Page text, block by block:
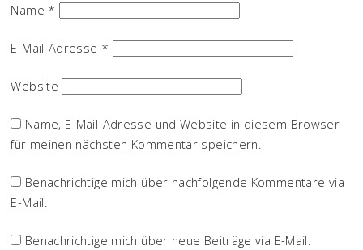
Name *
E-Mail-Adresse *
Website
Name, E-Mail-Adresse und Website in diesem Browser
für meinen nächsten Kommentar speichern.
Benachrichtige mich über nachfolgende Kommentare via
E-Mail.
Benachrichtige mich über neue Beiträge via E-Mail.